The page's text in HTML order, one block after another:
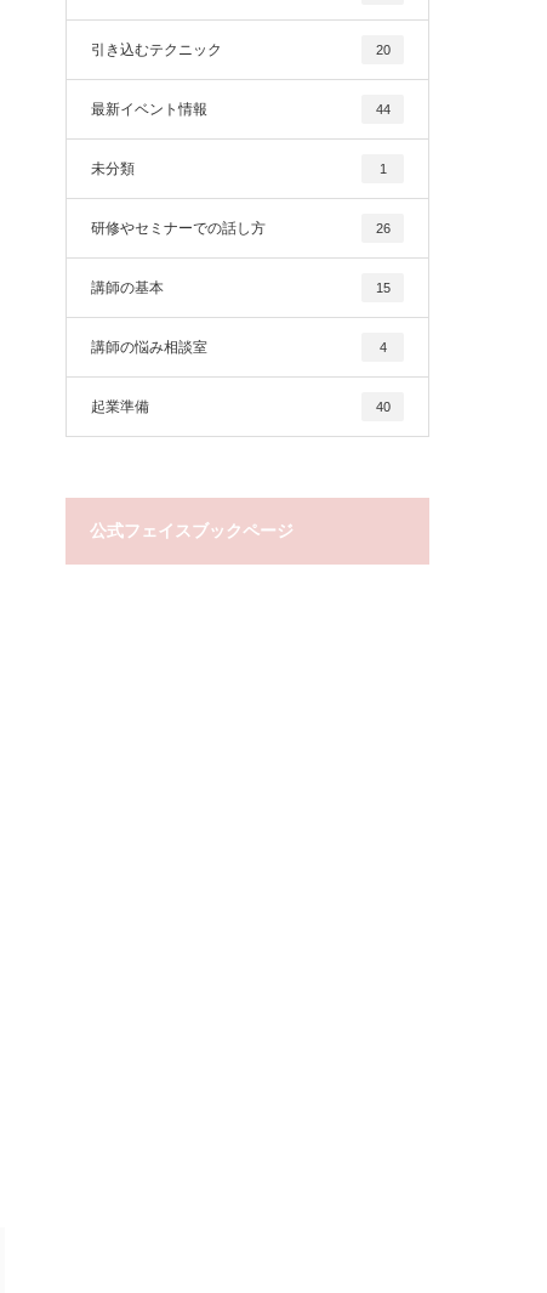
引き込むテクニック 20
最新イベント情報 44
未分類 1
研修やセミナーでの話し方 26
講師の基本 15
講師の悩み相談室 4
起業準備 40
公式フェイスブックページ